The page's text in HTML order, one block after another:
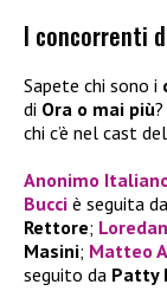
I concorrenti
Sapete chi sono i
di Ora o mai più
chi c’è nel cast
Anonimo
Bucci è seguita da
Rettore;
Masini; Matteo
seguito da Patty